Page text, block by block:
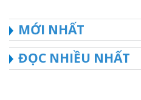
MỚI NHẤT
ĐỌC NHIỀU NHẤT